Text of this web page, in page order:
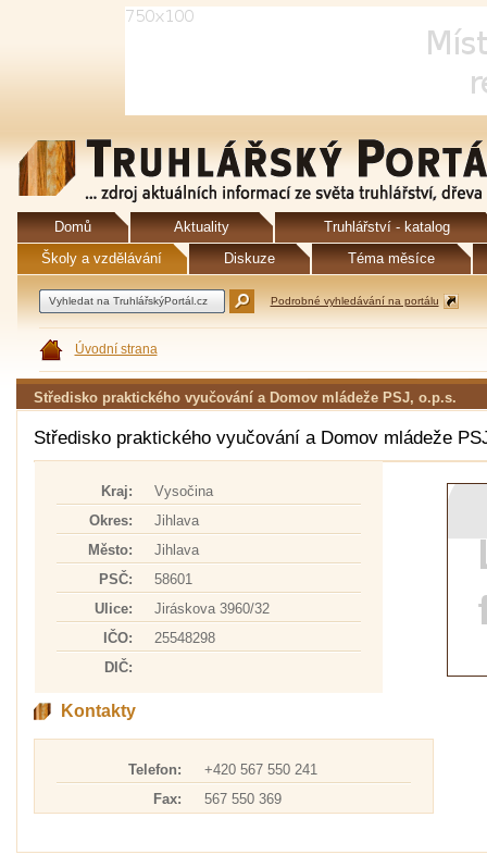
Domů Aktuality
Truhlářství - katalog
Školy a vzdělávání
Diskuze Téma měsíce
Podrobné vyhledávání na portálu
Úvodní strana
Středisko praktického vyučování a Domov mládeže PSJ, o.p.s.
Středisko praktického vyučování a Domov mládeže
Kraj:
Vysočina
Okres:
Jihlava
Město:
Jihlava
PSČ:
58601
Ulice:
Jiráskova 3960/32
IČO:
25548298
DIČ:
Kontakty
Telefon:
+420 567 550 241
Fax:
567 550 369